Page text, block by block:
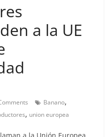
a la UE
Banano,
, union europea